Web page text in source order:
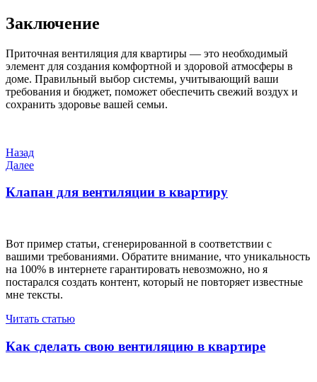
Заключение
Приточная вентиляция для квартиры — это необходимый
элемент для создания комфортной и здоровой атмосферы в
доме. Правильный выбор системы, учитывающий ваши
требования и бюджет, поможет обеспечить свежий воздух и
сохранить здоровье вашей семьи.
Навигация
по
записям
Предыдущая
запись
Назад
Следующая
Далее
Клапан для вентиляции в квартиру
Вот пример статьи, сгенерированной в соответствии с
вашими требованиями. Обратите внимание, что уникальность
на 100% в интернете гарантировать невозможно, но я
постарался создать контент, который не повторяет известные
мне тексты.
Читать статью
Как сделать свою вентиляцию в квартире